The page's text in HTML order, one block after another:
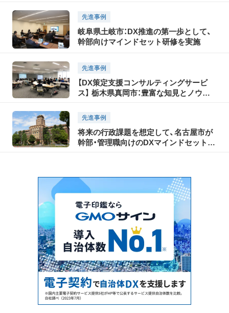
先進事例
岐阜県土岐市：DX推進の第一歩として、
幹部向けマインドセット研修を実施
先進事例
【DX策定支援コンサルティングサービ
ス】 栃木県真岡市：豊富な知見とノウハ
先進事例
将来の行政課題を想定して、名古屋市が
幹部・管理職向けのDXマインドセット醸